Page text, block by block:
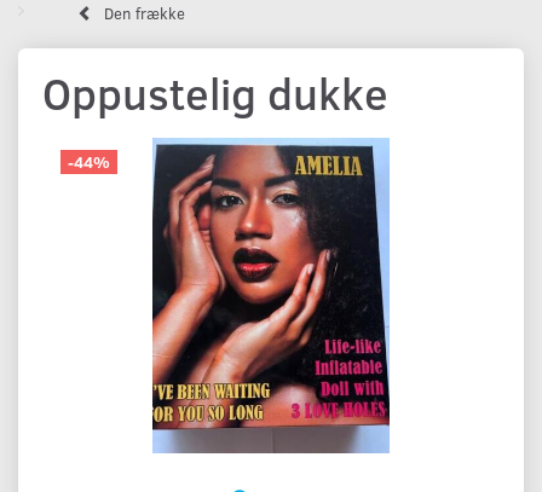
Den frække
Oppustelig dukke
-44%